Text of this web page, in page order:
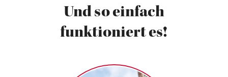
Und so einfach
funktioniert es!